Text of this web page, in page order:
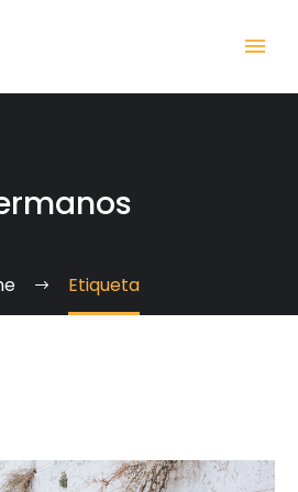
Etiqueta